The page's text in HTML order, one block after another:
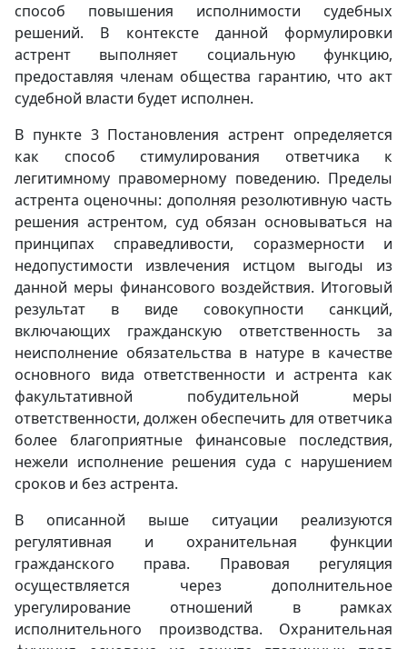
способ повышения исполнимости судебных
решений. В контексте данной формулировки
астрент выполняет социальную функцию,
предоставляя членам общества гарантию, что акт
судебной власти будет исполнен.
В пункте 3 Постановления астрент определяется
как способ стимулирования ответчика к
легитимному правомерному поведению. Пределы
астрента оценочны: дополняя резолютивную часть
решения астрентом, суд обязан основываться на
принципах справедливости, соразмерности и
недопустимости извлечения истцом выгоды из
данной меры финансового воздействия. Итоговый
результат в виде совокупности санкций,
включающих гражданскую ответственность за
неисполнение обязательства в натуре в качестве
основного вида ответственности и астрента как
факультативной побудительной меры
ответственности, должен обеспечить для ответчика
более благоприятные финансовые последствия,
нежели исполнение решения суда с нарушением
сроков и без астрента.
В описанной выше ситуации реализуются
регулятивная и охранительная функции
гражданского права. Правовая регуляция
осуществляется через дополнительное
урегулирование отношений в рамках
исполнительного производства. Охранительная